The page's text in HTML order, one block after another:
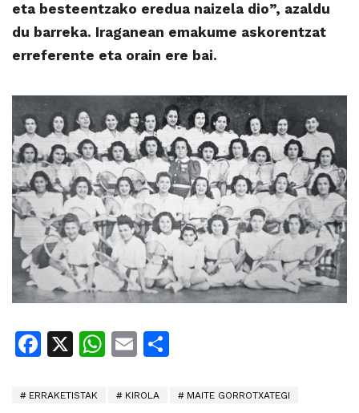
eta besteentzako eredua naizela dio”, azaldu
du barreka. Iraganean emakume askorentzat
erreferente eta orain ere bai.
Facebook
X WhatsApp
Email
ERRAKETISTAK KIROLA MAITE GORROTXATEGI